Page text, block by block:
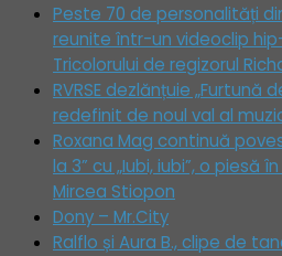
Peste 70 de personalități
reunite într-un videoclip
Tricolorului de regizorul
RVRSE dezlănțuie „Furtună
redefinit de noul val al
Roxana Mag continuă
la 3” cu „Iubi, iubi”, o piesă
Mircea Stiopon
Dony – Mr.City
Ralflo și Aura B., clipe de